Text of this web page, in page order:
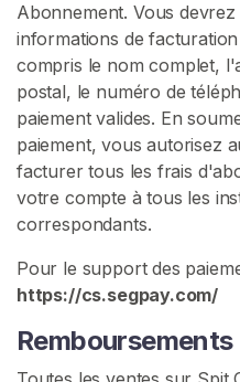
Abonnement. Vous
informations de
compris le nom complet,
postal, le numéro de
paiement valides. En
paiement, vous autorisez
facturer tous les frais
votre compte à tous les
correspondants.
Pour le support des
https://cs.segpay.com/
Remboursements
F
é
t
i
c
h
i
s
m
e
D
L